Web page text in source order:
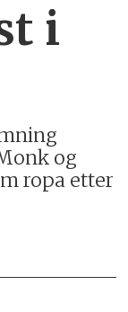
i
og
ropa etter